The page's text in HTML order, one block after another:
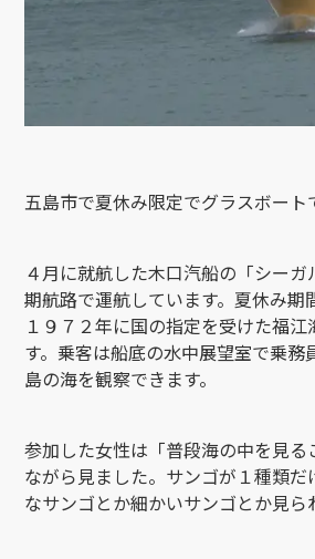
五島市で夏休み限定でグラスボート
４月に就航した木口汽船の「シー
期航路で運航しています。夏休み期
１９７２年に国の指定を受けた福
す。乗客は船底の水中展望室で乗
島の海を観察できます。
参加した女性は「普段海の中を見
ながら見ました。サンゴが１種類
なサンゴとか細かいサンゴとか見ら